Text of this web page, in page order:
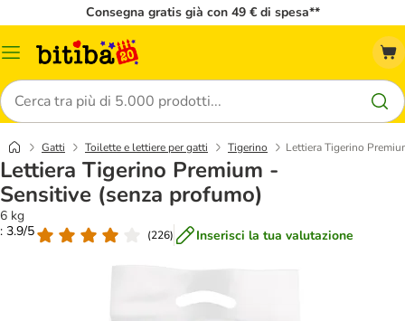
Consegna gratis già con 49 € di spesa**
Overview
Cerca
Gatti Toilette e lettiere per gatti Tigerino Lettiera Tigerino
Lettiera Tigerino Premium -
Sensitive (senza profumo)
6 kg
: 3.9/5
(226) Inserisci la tua valutazione